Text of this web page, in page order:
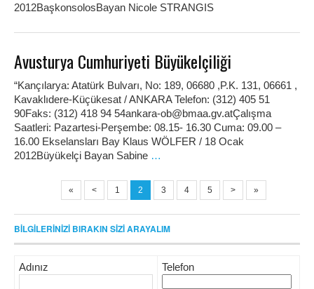
2012BaşkonsolosBayan Nicole STRANGIS
Avusturya Cumhuriyeti Büyükelçiliği
“Kançılarya: Atatürk Bulvarı, No: 189, 06680 ,P.K. 131, 06661 ,
Kavaklıdere-Küçükesat / ANKARA Telefon: (312) 405 51
90Faks: (312) 418 94 54ankara-ob@bmaa.gv.atÇalışma
Saatleri: Pazartesi-Perşembe: 08.15- 16.30 Cuma: 09.00 –
16.00 Ekselansları Bay Klaus WÖLFER / 18 Ocak
2012Büyükelçi Bayan Sabine …
« < 1 2 3 4 5 > »
BİLGİLERİNİZİ BIRAKIN SİZİ ARAYALIM
Adınız Telefon